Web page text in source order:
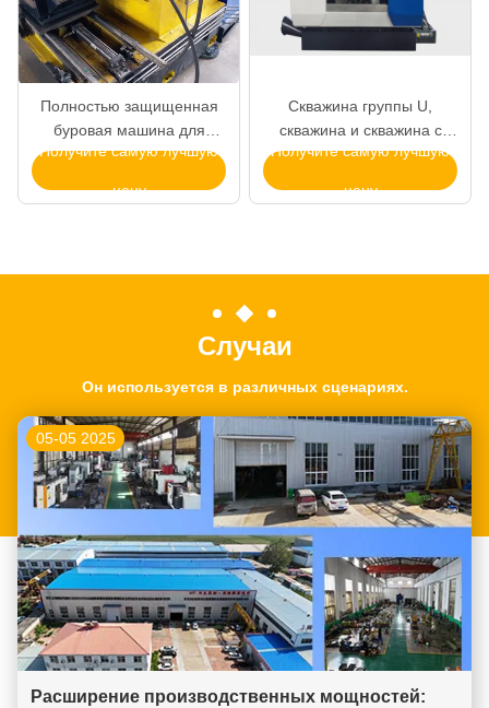
Полностью защищенная
буровая машина для
фланцев клапанов из
Получите самую лучшую
цену
Скважина группы U,
скважина и скважина с
часовым ремнем
Получите самую лучшую
цену
Случаи
Он используется в различных сценариях.
05-05 2025
Расширение производственных мощностей: